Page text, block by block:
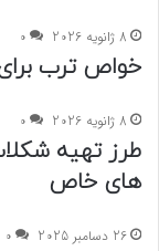
8 ژانویه 2026 0
خواص ترب
8 ژانویه 2026 0
طرز تهیه
های خاص
26 دسامبر 2025 0